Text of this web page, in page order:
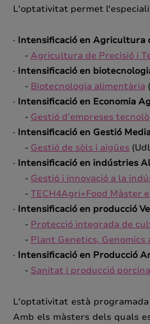
L'optativitat permet
· Intensificació en Agricultura
- Agricultura de Precisió i
· Intensificació en
- Biotecnologia alimentària
· Intensificació en Economia
- Gestió d'empreses
· Intensificació en Gestió
- Gestió de sòls i aigües
· Intensificació en indústries
- Gestió i innovació a la
- TECH4Agri+Food Màster
· Intensificació en producció
- Protecció integrada de
- Plant Genetics, Genomics
· Intensificació en Producció
- Sanitat i producció porcina
L'optativitat està
Amb els màsters dels quals